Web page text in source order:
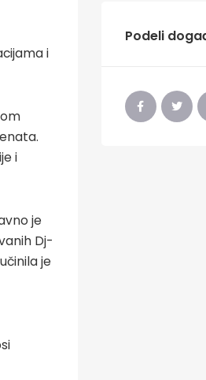
i
i
je
Dj-
je
Podeli